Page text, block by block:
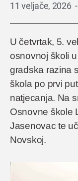
11 veljače, 2026 -
U četvrtak, 5.
osnovnoj školi
gradska razina
škola po prvi
natjecanja. Na
Osnovne škole
Jasenovac te
Novskoj.